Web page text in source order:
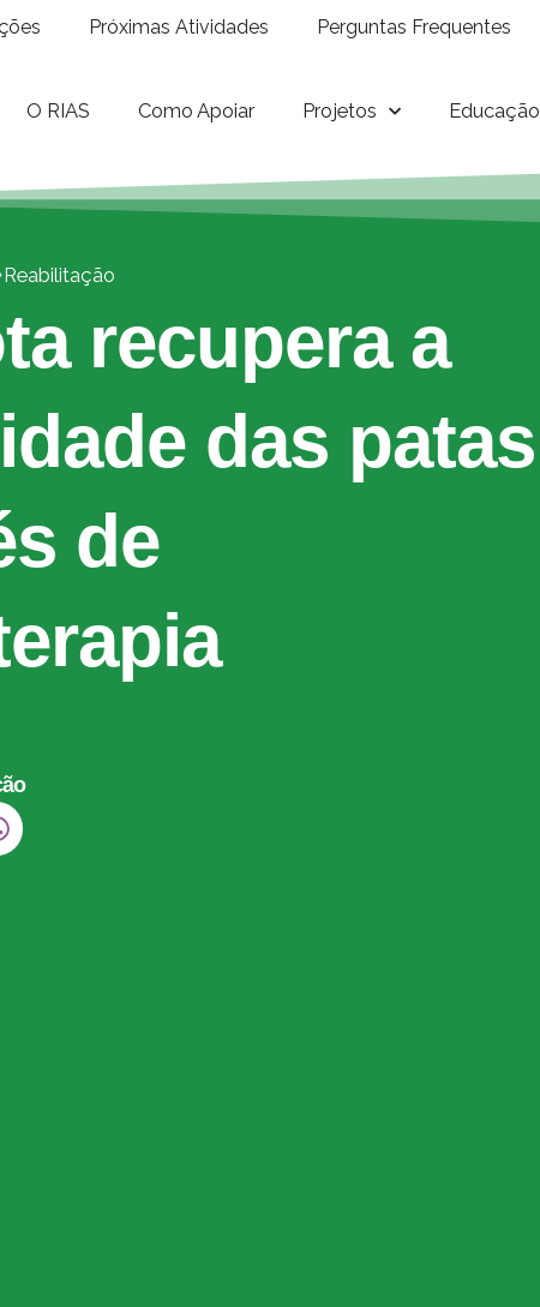
Próximas Atividades Perguntas Frequentes
O RIAS Como Apoiar Projetos Educação
Reabilitação
recupera a
das patas
de